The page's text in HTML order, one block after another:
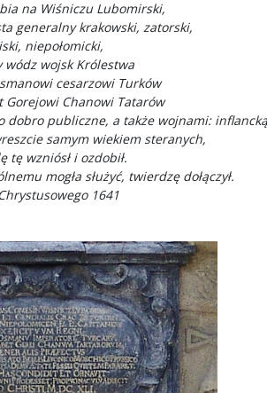
na Wiśniczu Lubomirski,
generalny krakowski, zatorski,
niepołomicki,
wódz wojsk Królestwa
cesarzowi Turków
Gorejowi Chanowi Tatarów
dobro publiczne, a także wojnami:
samym wiekiem steranych,
tę wzniósł i ozdobił.
mogła służyć, twierdzę dołączył.
1641